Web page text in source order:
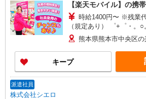
【楽天モバイル】の携
時給1400円〜 ※残業
（規定あり） ゜+゜・。○。・゜+゜・。○。・゜
+゜ 入社祝い金10万円支給(規定有)
頂くと, インセンティブ支給(規
い・週払い可能（規程有
+゜・。○。・゜+゜
熊本県熊本市中央区
キープ
派遣社員
株式会社シエロ